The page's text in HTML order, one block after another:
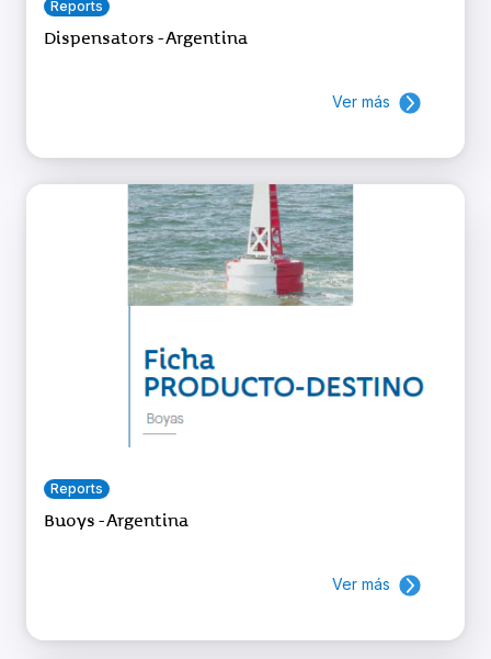
Reports
Dispensators - Argentina
Ver más
Reports
Buoys - Argentina
Ver más